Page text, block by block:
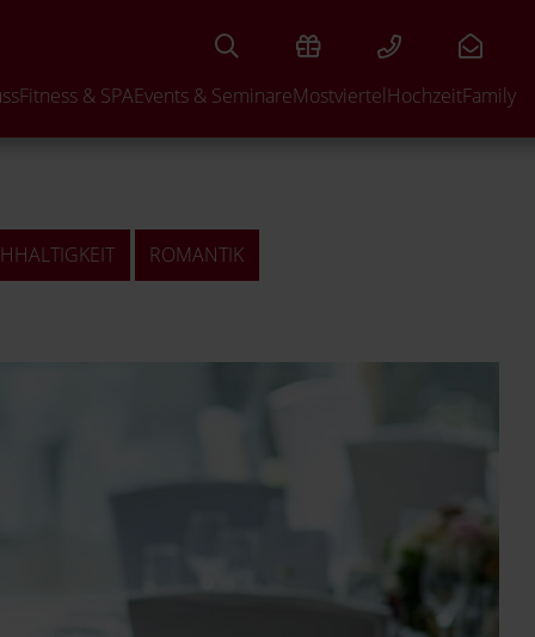
Fitness & SPAEvents & SeminareMostviertelHochzeitFamily
ROMANTIK